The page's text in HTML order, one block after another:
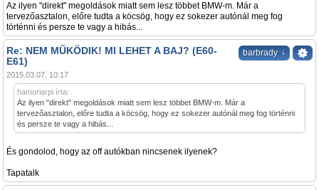
Az ilyen "direkt" megoldások miatt sem lesz többet BMW-m. Már a
tervezőasztalon, előre tudta a köcsög, hogy ez sokezer autónál meg fog
történni és persze te vagy a hibás...
barbrady ↓
Re: NEM MŰKÖDIK! MI LEHET A BAJ? (E60-
E61)
2015.03.07. 10:17
hamoriarpi írta:
Az ilyen "direkt" megoldások miatt sem lesz többet BMW-m. Már a
tervezőasztalon, előre tudta a köcsög, hogy ez sokezer autónál meg fog történni
és persze te vagy a hibás...
És gondolod, hogy az off autókban nincsenek ilyenek?
Tapatalk